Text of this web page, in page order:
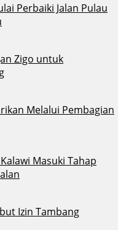
Perbaiki Jalan Pulau
Zigo untuk
Melalui Pembagian
Masuki Tahap
Izin Tambang